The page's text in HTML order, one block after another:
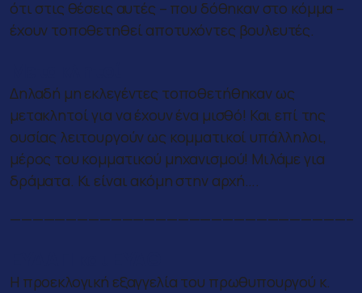
ότι στις θέσεις αυτές – που δόθηκαν στο κόμμα –
έχουν τοποθετηθεί αποτυχόντες βουλευτές.
Δηλαδή μη εκλεγέντες τοποθετήθηκαν ως
μετακλητοί για να έχουν ένα μισθό! Και επί της
ουσίας λειτουργούν ως κομματικοί υπάλληλοι,
μέρος του κομματικού μηχανισμού! Μιλάμε για
δράματα. Κι είναι ακόμη στην αρχή….
——————————————————————————————–
Η προεκλογική εξαγγελία του πρωθυπουργού κ.